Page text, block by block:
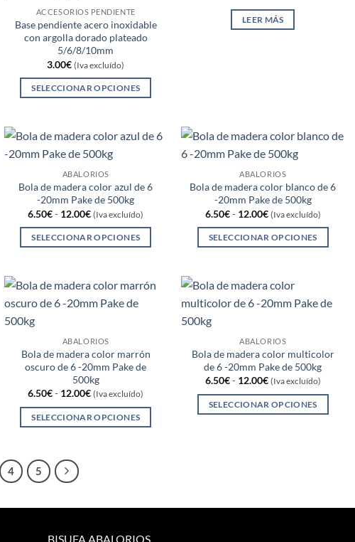
Las
opciones
se
pueden
en
de
producto
Las
opciones
de
producto
ACCESORIOS PENDIENTE
Base pendiente acero inoxidable
con argolla dorado plateado
5/6/8/10mm
3.00€ (Iva excluído)
SELECCIONAR OPCIONES
tiene
múltiples
variantes.
Las
opciones
se
pueden
la
página
LEER MÁS
ABALORIOS
Bola de madera color azul de 6
-20mm Pake de 500kg
6.50€- 12.00€Rango
de
precios:
desde
(Iva excluído)
SELECCIONAR OPCIONES
tiene
múltiples
Las
opciones
se
pueden
elegir
en
ABALORIOS
Bola de madera color blanco de 6
-20mm Pake de 500kg
6.50€- 12.00€Rango
de
precios:
desde
(Iva excluído)
SELECCIONAR OPCIONES
tiene
múltiples
Las
opciones
se
pueden
elegir
en
ABALORIOS
Bola de madera color marrón
oscuro de 6 -20mm Pake de
500kg
6.50€- 12.00€Rango
de
precios:
desde
(Iva excluído)
SELECCIONAR OPCIONES
opciones
ABALORIOS
Bola de madera color multicolor
de 6 -20mm Pake de 500kg
6.50€- 12.00€Rango
de
precios:
desde
(Iva excluído)
SELECCIONAR OPCIONES
4 5
BISUFA ABALORIOS